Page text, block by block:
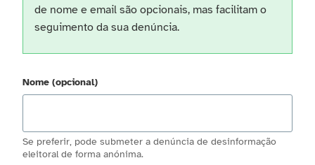
de nome e email são opcionais, mas facilitam o
seguimento da sua denúncia.
Nome (opcional)
Se preferir, pode submeter a denúncia de desinformação
eleitoral de forma anónima.